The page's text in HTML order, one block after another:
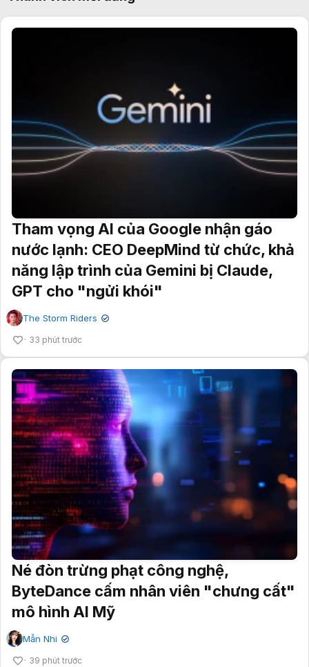
Tham vọng AI của Google nhận gáo
nước lạnh: CEO DeepMind từ chức, khả
năng lập trình của Gemini bị Claude,
GPT cho "ngửi khói"
The Storm Riders ✔
33 phút trước
Né đòn trừng phạt công nghệ,
ByteDance cấm nhân viên "chưng cất"
mô hình AI Mỹ
Mẫn Nhi ✔
39 phút trước